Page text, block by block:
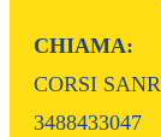
CHIAMA:
CORSI
3488433047